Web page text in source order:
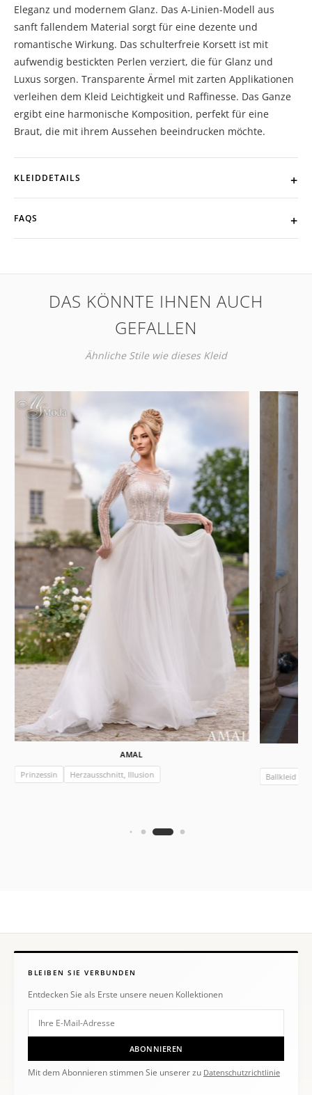
Eleganz und modernem Glanz. Das A-Linien-Modell aus
sanft fallendem Material sorgt für eine dezente und
romantische Wirkung. Das schulterfreie Korsett ist mit
aufwendig bestickten Perlen verziert, die für Glanz und
Luxus sorgen. Transparente Ärmel mit zarten Applikationen
verleihen dem Kleid Leichtigkeit und Raffinesse. Das Ganze
ergibt eine harmonische Komposition, perfekt für eine
Braut, die mit ihrem Aussehen beeindrucken möchte.
KLEIDDETAILS
FAQS
DAS KÖNNTE IHNEN AUCH
GEFALLEN
Ähnliche Stile wie dieses Kleid
AMAL
Prinzessin
Herzausschnitt, Illusion Ballkleid
BLEIBEN SIE VERBUNDEN
Entdecken Sie als Erste unsere neuen Kollektionen
ABONNIEREN
Mit dem Abonnieren stimmen Sie unserer zu Datenschutzrichtlinie